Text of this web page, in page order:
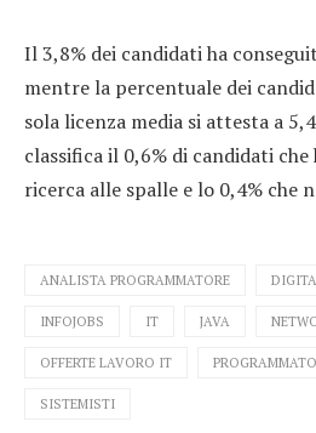
Il 3,8% dei candidati ha
mentre la percentuale dei
sola licenza media si attesta a
classifica il 0,6% di candidati
ricerca alle spalle e lo 0,4% che
ANALISTA PROGRAMMATORE
INFOJOBS IT JAVA
OFFERTE LAVORO IT
SISTEMISTI